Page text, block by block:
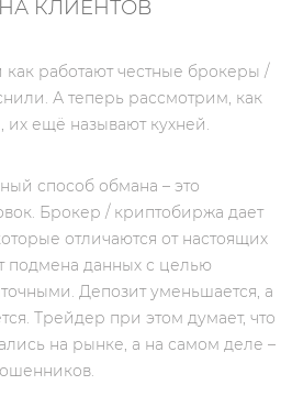
КЛИЕНТОВ
как работают честные брокеры /
А теперь рассмотрим, как
ещё называют кухней.
способ обмана – это
Брокер / криптобиржа дает
отличаются от настоящих
подмена данных с целью
Депозит уменьшается, а
Трейдер при этом думает, что
на рынке, а на самом деле –